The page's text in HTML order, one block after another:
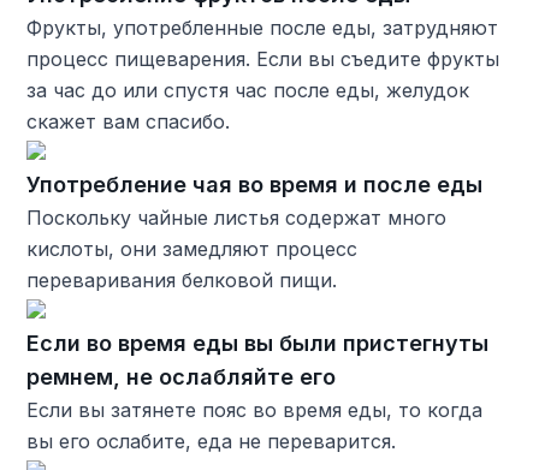
Фрукты, употребленные после еды, затрудняют
процесс пищеварения. Если вы съедите фрукты
за час до или спустя час после еды, желудок
скажет вам спасибо.
Употребление чая во время и после еды
Поскольку чайные листья содержат много
кислоты, они замедляют процесс
переваривания белковой пищи.
Если во время еды вы были пристегнуты
ремнем, не ослабляйте его
Если вы затянете пояс во время еды, то когда
вы его ослабите, еда не переварится.